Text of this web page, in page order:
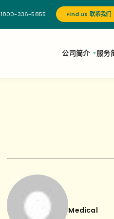
1800-336-5855 Find Us 联系我们
公司简介 服务
Medical